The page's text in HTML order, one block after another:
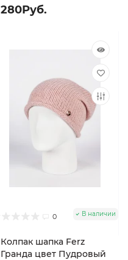
280Руб.
0 В наличии
Колпак шапка Ferz
Гранда цвет Пудровый